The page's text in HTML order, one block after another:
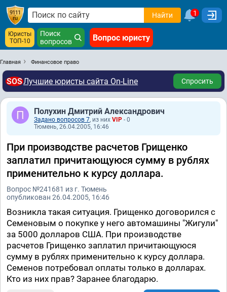
Найти 1
Юристы
ТОП-10
Поиск
вопросов
Вопрос юристу
Главная Финансовое право
SOSЛучшие юристы сайта On-Line Спросить
Полухин Дмитрий Александрович
Задано вопросов 7, из них VIP - 0
Тюмень, 26.04.2005, 16:46
При производстве расчетов Грищенко
заплатил причитающуюся сумму в рублях
применительно к курсу доллара.
Вопрос №241681 из г. Тюмень
опубликован 26.04.2005, 16:46
Возникла такая ситуация. Грищенко договорился с
Семеновым о покупке у него автомашины "Жигули"
за 5000 долларов США. При производстве
расчетов Грищенко заплатил причитающуюся
сумму в рублях применительно к курсу доллара.
Семенов потребовал оплаты только в долларах.
Кто из них прав? Заранее благодарю.